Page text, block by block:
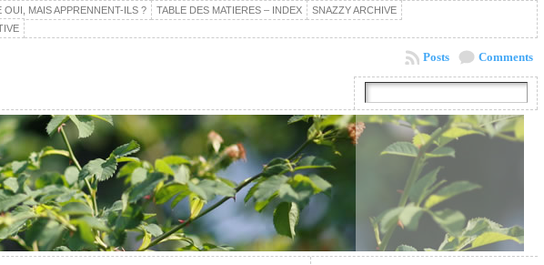
MAIS APPRENNENT-ILS ? TABLE DES MATIERES – INDEX
SNAZZY ARCHIVE
Comments
Posts